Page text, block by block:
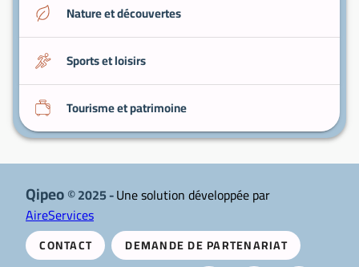
Nature et découvertes
Sports et loisirs
Tourisme et patrimoine
Qipeo© 2025 -Une solution développée par
AireServices
CONTACT DEMANDE DE PARTENARIAT